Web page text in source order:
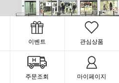
이벤트 관심상품
주문조회 마이페이지